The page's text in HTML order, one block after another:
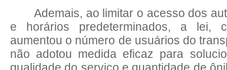
Ademais, ao limitar o acesso dos
e horários predeterminados, a lei,
aumentou o número de usuários do
não adotou medida eficaz para
qualidade do serviço e quantidade de